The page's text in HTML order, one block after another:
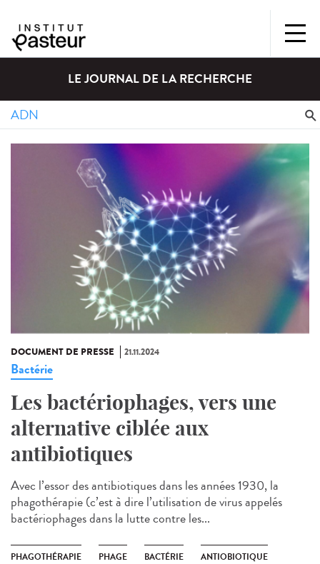
LE JOURNAL DE LA RECHERCHE
DOCUMENT DE PRESSE 21.11.2024
Bactérie
Les bactériophages, vers une
alternative ciblée aux
antibiotiques
Avec l’essor des antibiotiques dans les années 1930, la
phagothérapie (c’est à dire l’utilisation de virus appelés
bactériophages dans la lutte contre les...
PHAGOTHÉRAPIE PHAGE BACTÉRIE ANTIOBIOTIQUE